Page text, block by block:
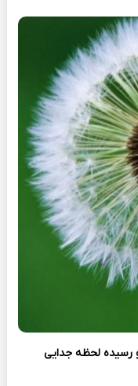
رسیده لحظه جدایی